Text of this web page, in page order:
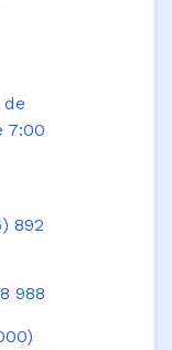
7:00
892
988